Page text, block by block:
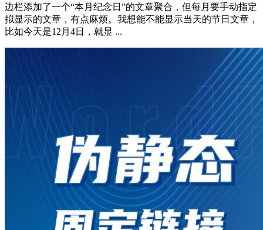
边栏添加了一个“本月纪念日”的文章聚合，但每月要手动指定
拟显示的文章，有点麻烦。我想能不能显示当天的节日文章，
比如今天是12月4日，就显 ...